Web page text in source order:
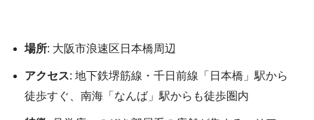
場所: 大阪市浪速区日本橋周辺
アクセス: 地下鉄堺筋線・千日前線「日本橋」駅から
徒歩すぐ、南海「なんば」駅からも徒歩圏内